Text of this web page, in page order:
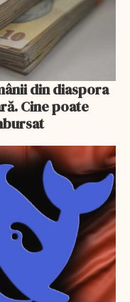
din diaspora
Cine poate